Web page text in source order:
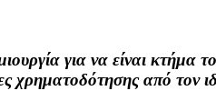
για να είναι
από τον